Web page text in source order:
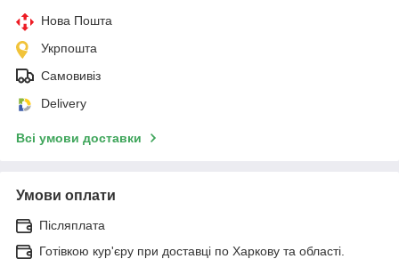
Нова Пошта
Укрпошта
Самовивіз
Delivery
Всі умови доставки
Умови оплати
Післяплата
Готівкою кур'єру при доставці по Харкову та області.